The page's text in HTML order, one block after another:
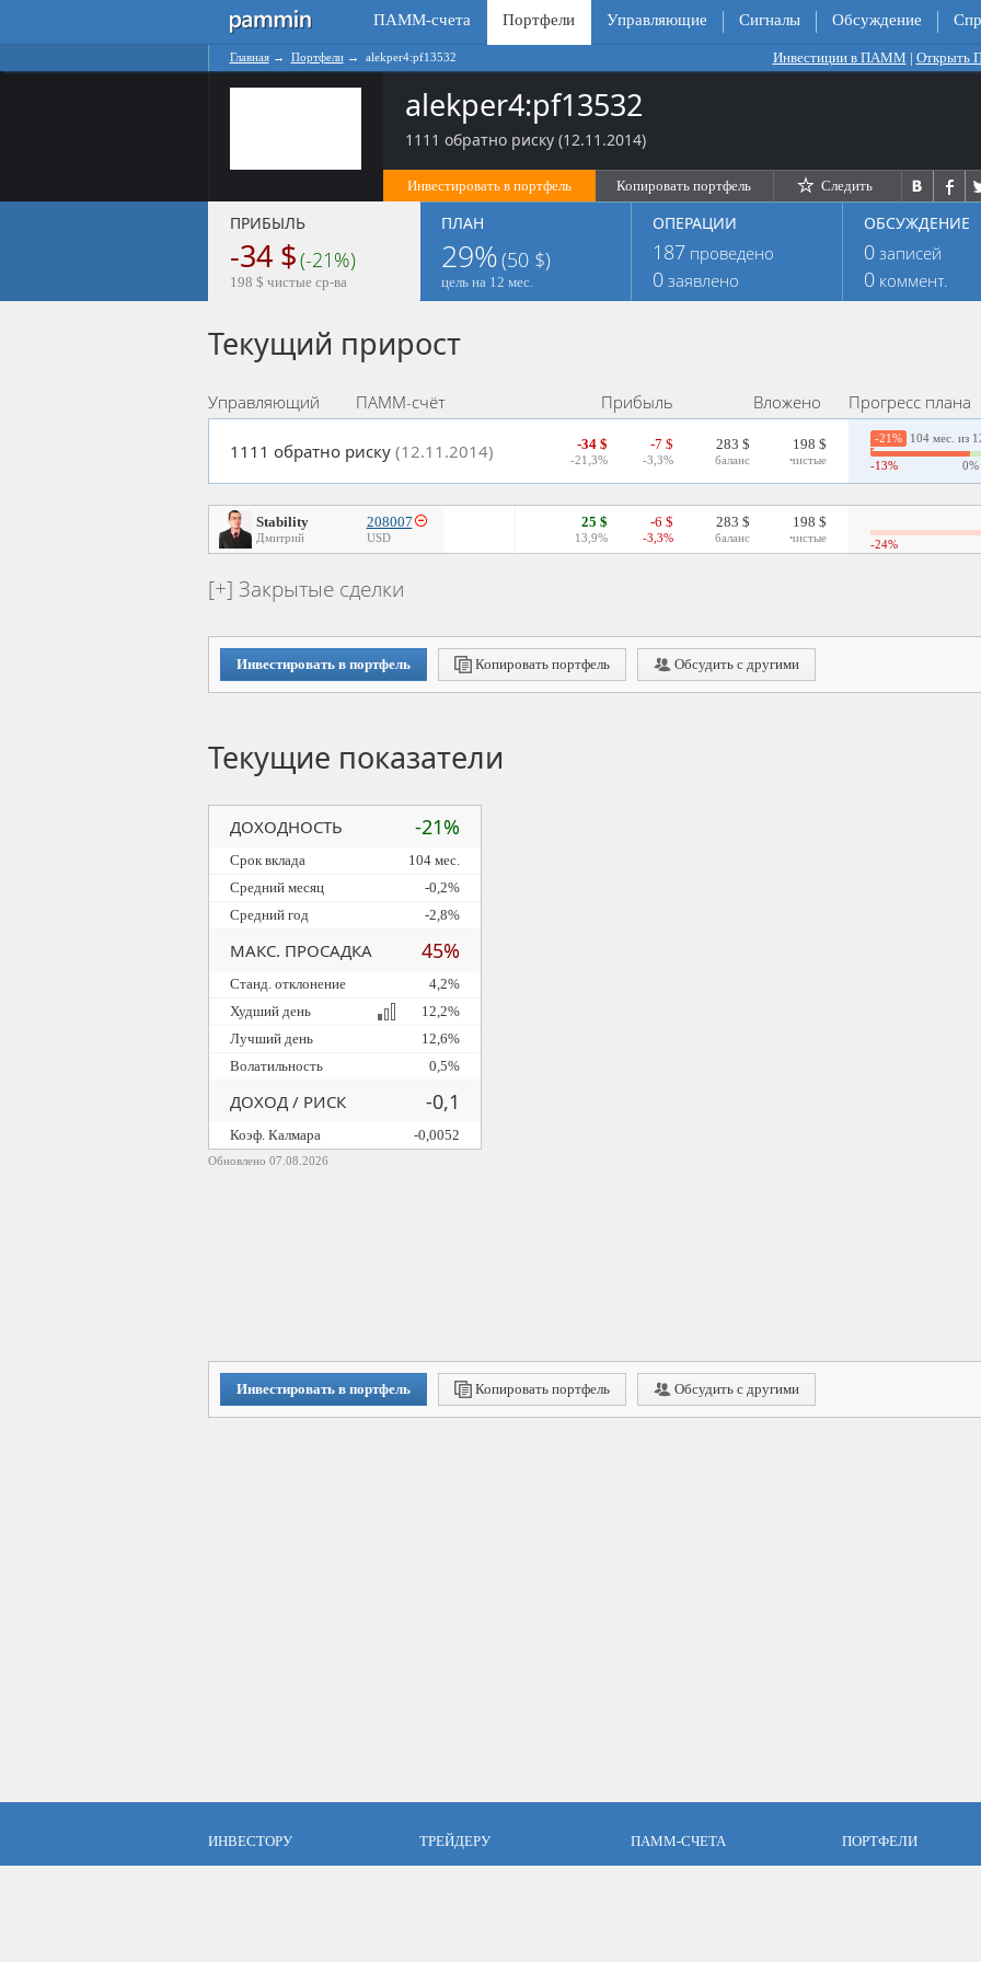
ПАММ-счета Портфели Управляющие Сигналы Обсуждение
Главная→ Портфели→ alekper4:pf13532 Инвестиции в ПАММ |
alekper4:pf13532
1111 обратно риску (12.11.2014)
Инвестировать в портфель Копировать портфель Следить
ПРИБЫЛЬ
-34 $(-21%)
198 $ чистые ср-ва
ПЛАН
29%(50 $)
цель на 12 мес.
ОПЕРАЦИИ
187проведено
0заявлено
ОБСУЖДЕНИЕ
0записей
0коммент.
Текущий прирост
Управляющий ПАММ-счёт Прибыль Вложено Прогресс плана
1111 обратно риску (12.11.2014) -34 $
-21,3%
-7 $
-3,3%
283 $
баланс
198 $
чистые
-21% 104 мес. из
-13% 0%
Stability
Дмитрий
208007
USD
25 $
13,9%
-6 $
-3,3%
283 $
баланс
198 $
чистые -24%
Закрытые сделки
Инвестировать в портфель Копировать портфель Обсудить с другими
Текущие показатели
Обновлено 07.08.2026
ДОХОДНОСТЬ -21%
Срок вклада
104 мес.
Средний месяц
-0,2%
Средний год
-2,8%
МАКС. ПРОСАДКА 45%
Станд. отклонение
4,2%
Худший день
12,2%
Лучший день
12,6%
Волатильность
0,5%
ДОХОД / РИСК -0,1
Коэф. Калмара -0,0052
Инвестировать в портфель Копировать портфель Обсудить с другими
ИНВЕСТОРУ
ТРЕЙДЕРУ
ПАММ-СЧЕТА
ПОРТФЕЛИ